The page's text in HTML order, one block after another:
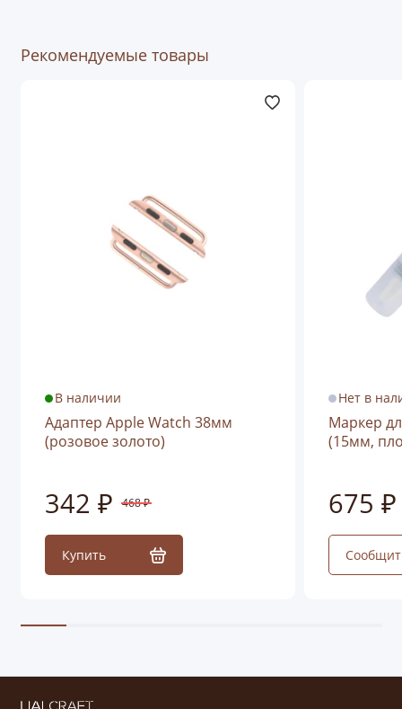
Рекомендуемые товары
В наличии
Адаптер Apple Watch 38мм
(розовое золото)
342 ₽ 468 ₽
Купить
Нет в
Маркер
(15мм,
675 ₽